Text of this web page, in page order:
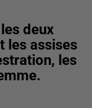
deux
les assises
les